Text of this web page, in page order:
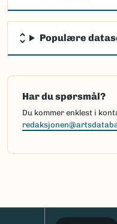
Populære
Har du spørsmål?
Du kommer enklest i